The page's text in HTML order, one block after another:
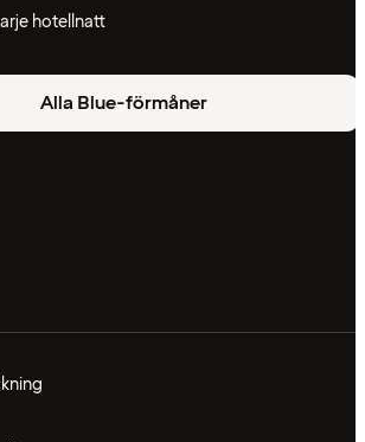
hotellnatt
Alla Blue-förmåner